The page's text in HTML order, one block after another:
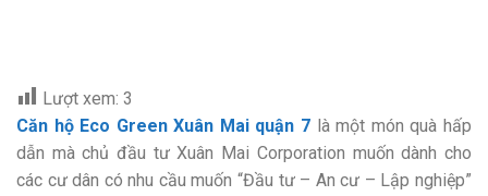
Lượt xem: 3
Căn hộ Eco Green Xuân Mai quận 7 là một món quà hấp
dẫn mà chủ đầu tư Xuân Mai Corporation muốn dành cho
các cư dân có nhu cầu muốn “Đầu tư – An cư – Lập nghiệp”